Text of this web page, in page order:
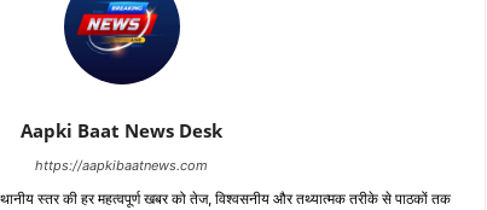
Aapki Baat News Desk
https://aapkibaatnews.com
स्तर की हर महत्वपूर्ण खबर को तेज, विश्वसनीय और तथ्यात्मक तरीके से पाठकों तक